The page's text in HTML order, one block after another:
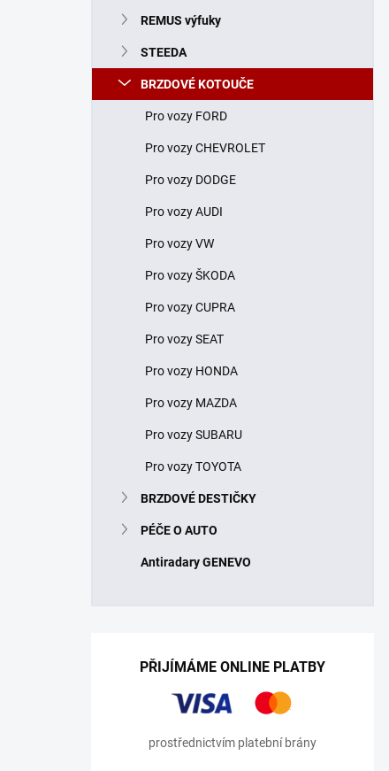
a
e
REMUS výfuky
STEEDA
BRZDOVÉ KOTOUČE
Pro vozy FORD
Pro vozy CHEVROLET
Pro vozy DODGE
Pro vozy AUDI
Pro vozy VW
Pro vozy ŠKODA
Pro vozy CUPRA
Pro vozy SEAT
Pro vozy HONDA
Pro vozy MAZDA
Pro vozy SUBARU
Pro vozy TOYOTA
BRZDOVÉ DESTIČKY
PÉČE O AUTO
Antiradary GENEVO
PŘIJÍMÁME ONLINE PLATBY
prostřednictvím platební brány